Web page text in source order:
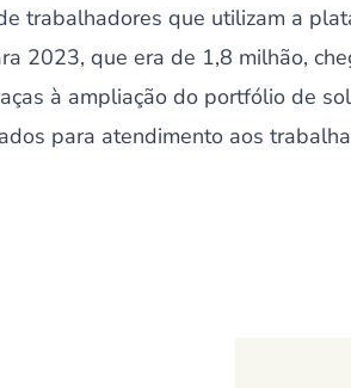
trabalhadores que utilizam a
2023, que era de 1,8 milhão,
à ampliação do portfólio de
para atendimento aos